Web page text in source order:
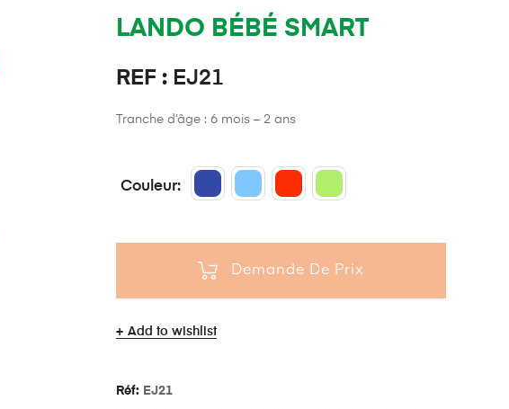
LANDO BÉBÉ SMART
REF : EJ21
Tranche d’âge : 6 mois – 2 ans
Couleur
Demande De Prix
Add to wishlist
Réf: EJ21